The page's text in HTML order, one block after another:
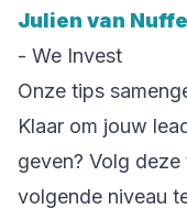
Julien van
- We Invest
Onze tips
Klaar om jouw
geven? Volg
volgende niveau